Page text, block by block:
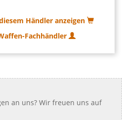
Händler anzeigen
Fachhändler
an uns? Wir freuen uns auf